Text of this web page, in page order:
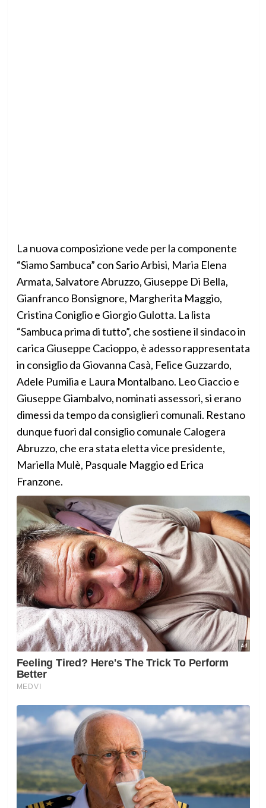
La nuova composizione vede per la componente
“Siamo Sambuca” con Sario Arbisi, Maria Elena
Armata, Salvatore Abruzzo, Giuseppe Di Bella,
Gianfranco Bonsignore, Margherita Maggio,
Cristina Coniglio e Giorgio Gulotta. La lista
“Sambuca prima di tutto”, che sostiene il sindaco in
carica Giuseppe Cacioppo, è adesso rappresentata
in consiglio da Giovanna Casà, Felice Guzzardo,
Adele Pumilia e Laura Montalbano. Leo Ciaccio e
Giuseppe Giambalvo, nominati assessori, si erano
dimessi da tempo da consiglieri comunali. Restano
dunque fuori dal consiglio comunale Calogera
Abruzzo, che era stata eletta vice presidente,
Mariella Mulè, Pasquale Maggio ed Erica
Franzone.